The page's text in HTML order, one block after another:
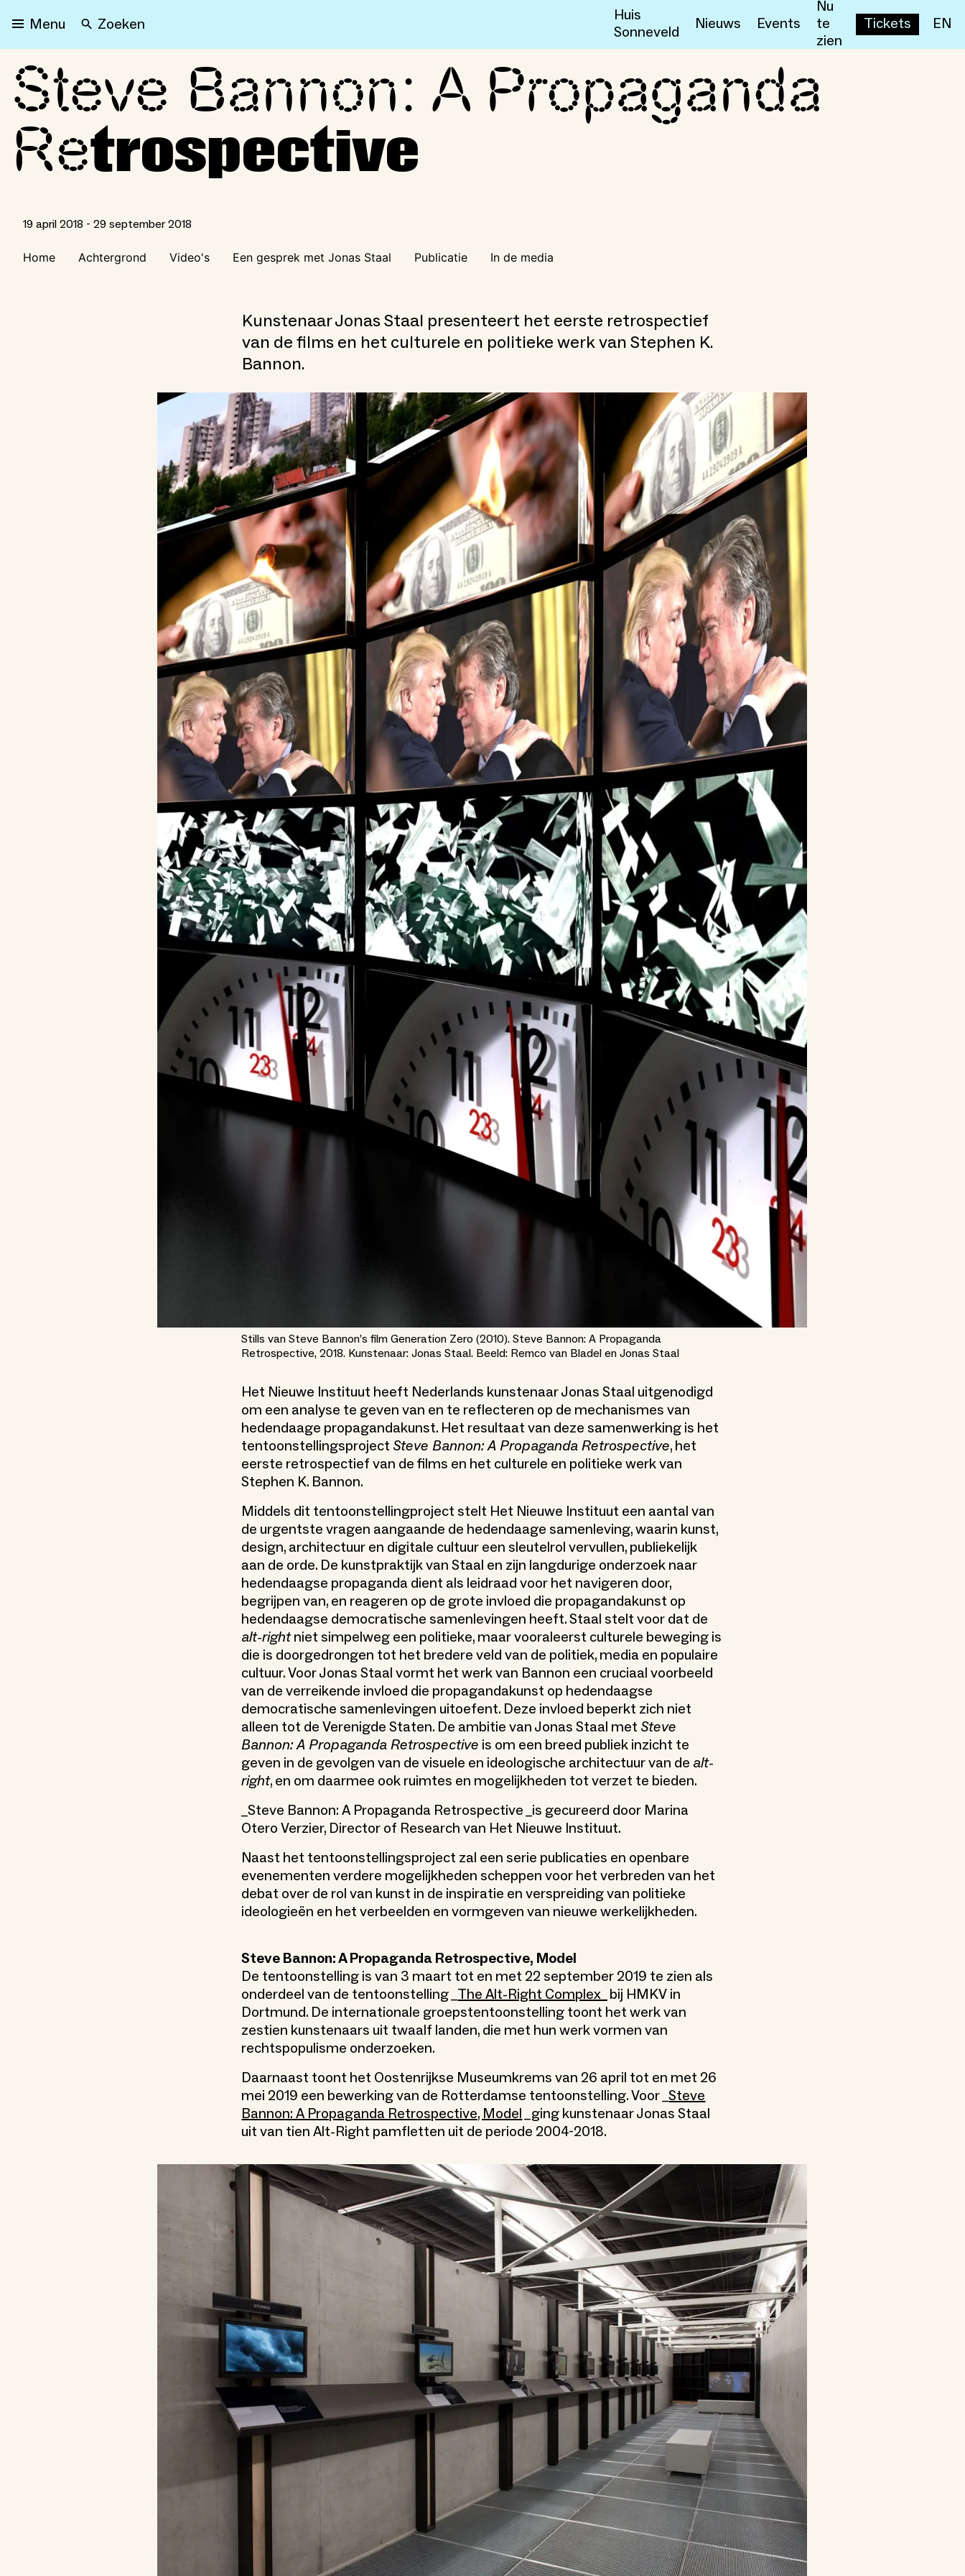
Menu Zoeken
Huis
Sonneveld
Nieuws Events
Nu
te
zien
Tickets EN
Steve Bannon: A Propaganda Retrospective
Steve Bannon: A Propaganda
Retrospective
19 april 2018 - 29 september 2018
Home Achtergrond Video's Een gesprek met Jonas Staal Publicatie In de media
Kunstenaar Jonas Staal presenteert het eerste retrospectief
van de films en het culturele en politieke werk van Stephen K.
Bannon.
Stills van Steve Bannon’s film Generation Zero (2010). Steve Bannon: A Propaganda
Retrospective, 2018. Kunstenaar: Jonas Staal. Beeld: Remco van Bladel en Jonas Staal
Het Nieuwe Instituut heeft Nederlands kunstenaar Jonas Staal uitgenodigd
om een analyse te geven van en te reflecteren op de mechanismes van
hedendaage propagandakunst. Het resultaat van deze samenwerking is het
tentoonstellingsproject Steve Bannon: A Propaganda Retrospective, het
eerste retrospectief van de films en het culturele en politieke werk van
Stephen K. Bannon.
Middels dit tentoonstellingproject stelt Het Nieuwe Instituut een aantal van
de urgentste vragen aangaande de hedendaage samenleving, waarin kunst,
design, architectuur en digitale cultuur een sleutelrol vervullen, publiekelijk
aan de orde. De kunstpraktijk van Staal en zijn langdurige onderzoek naar
hedendaagse propaganda dient als leidraad voor het navigeren door,
begrijpen van, en reageren op de grote invloed die propagandakunst op
hedendaagse democratische samenlevingen heeft. Staal stelt voor dat de
alt-rightniet simpelweg een politieke, maar vooraleerst culturele beweging is
die is doorgedrongen tot het bredere veld van de politiek, media en populaire
cultuur. Voor Jonas Staal vormt het werk van Bannon een cruciaal voorbeeld
van de verreikende invloed die propagandakunst op hedendaagse
democratische samenlevingen uitoefent. Deze invloed beperkt zich niet
alleen tot de Verenigde Staten. De ambitie van Jonas Staal met Steve
Bannon: A Propaganda Retrospective is om een breed publiek inzicht te
geven in de gevolgen van de visuele en ideologische architectuur van de alt-
right, en om daarmee ook ruimtes en mogelijkheden tot verzet te bieden.
_Steve Bannon: A Propaganda Retrospective _is gecureerd door Marina
Otero Verzier, Director of Research van Het Nieuwe Instituut.
Naast het tentoonstellingsproject zal een serie publicaties en openbare
evenementen verdere mogelijkheden scheppen voor het verbreden van het
debat over de rol van kunst in de inspiratie en verspreiding van politieke
ideologieën en het verbeelden en vormgeven van nieuwe werkelijkheden.
Steve Bannon: A Propaganda Retrospective, Model
De tentoonstelling is van 3 maart tot en met 22 september 2019 te zien als
onderdeel van de tentoonstelling _The Alt-Right Complex_bij HMKV in
Dortmund. De internationale groepstentoonstelling toont het werk van
zestien kunstenaars uit twaalf landen, die met hun werk vormen van
rechtspopulisme onderzoeken.
Daarnaast toont het Oostenrijkse Museumkrems van 26 april tot en met 26
mei 2019 een bewerking van de Rotterdamse tentoonstelling. Voor _Steve
Bannon: A Propaganda Retrospective, Model_ging kunstenaar Jonas Staal
uit van tien Alt-Right pamfletten uit de periode 2004-2018.